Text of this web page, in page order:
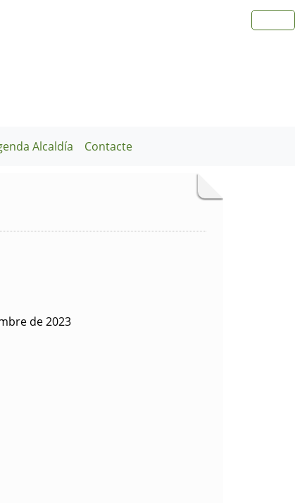
Alcaldía Contacte
de 2023